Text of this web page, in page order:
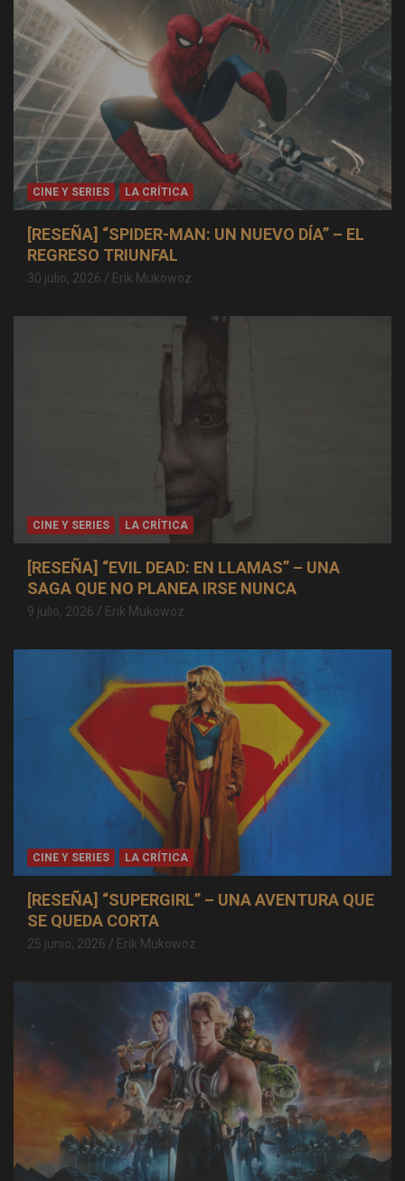
CINE Y SERIES LA CRÍTICA
[RESEÑA] “SPIDER-MAN: UN NUEVO DÍA” – EL
REGRESO TRIUNFAL
30 julio, 2026 Erik Mukowoz
CINE Y SERIES LA CRÍTICA
[RESEÑA] “EVIL DEAD: EN LLAMAS” – UNA
SAGA QUE NO PLANEA IRSE NUNCA
9 julio, 2026 Erik Mukowoz
CINE Y SERIES LA CRÍTICA
[RESEÑA] “SUPERGIRL” – UNA AVENTURA QUE
SE QUEDA CORTA
25 junio, 2026 Erik Mukowoz